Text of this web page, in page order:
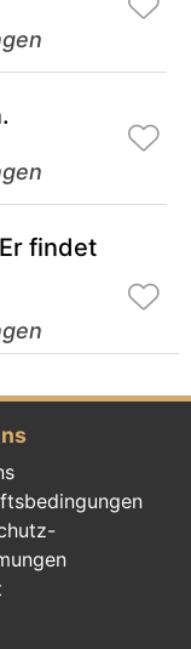
findet